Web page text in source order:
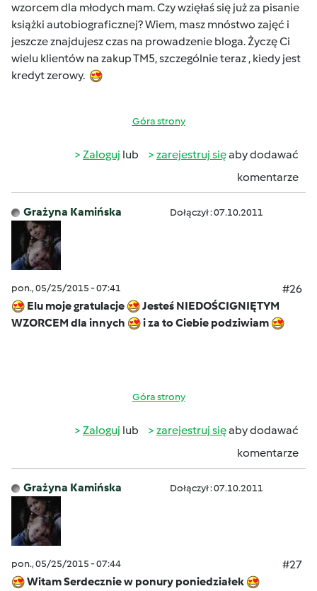
wzorcem dla młodych mam. Czy wzięłaś się już za pisanie
książki autobiograficznej? Wiem, masz mnóstwo zajęć i
jeszcze znajdujesz czas na prowadzenie bloga. Życzę Ci
wielu klientów na zakup TM5, szczególnie teraz , kiedy jest
kredyt zerowy.
Góra strony
Zaloguj lub zarejestruj sięaby dodawać
komentarze
Grażyna Kamińska Dołączył : 07.10.2011
pon., 05/25/2015 - 07:41
#26
Elu moje gratulacje
Jesteś NIEDOŚCIGNIĘTYM
WZORCEM dla innych
i za to Ciebie podziwiam
Góra strony
Zaloguj lub zarejestruj sięaby dodawać
komentarze
Grażyna Kamińska Dołączył : 07.10.2011
pon., 05/25/2015 - 07:44
#27
Witam Serdecznie w ponury poniedziałek